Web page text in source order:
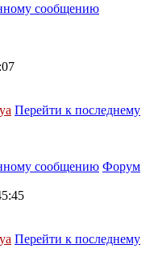
сообщению
Перейти к последнему
сообщению Форум
Перейти к последнему